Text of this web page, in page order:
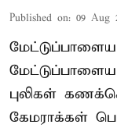
Published on: 09 Aug
புலிகள்
கேமராக்கள்